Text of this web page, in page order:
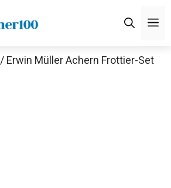
/ Erwin Müller Achern Frottier-Set